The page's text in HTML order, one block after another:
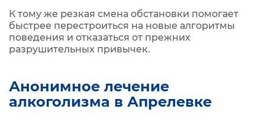
К тому же резкая смена обстановки помогает
быстрее перестроиться на новые алгоритмы
поведения и отказаться от прежних
разрушительных привычек.
Анонимное лечение
алкоголизма в Апрелевке